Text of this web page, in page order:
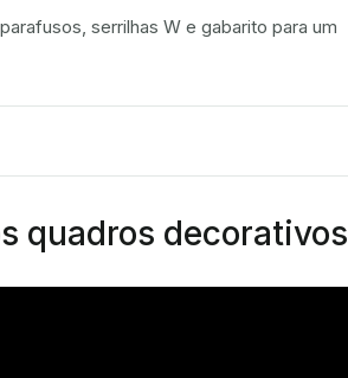
serrilhas W e gabarito para um
quadros decorativos